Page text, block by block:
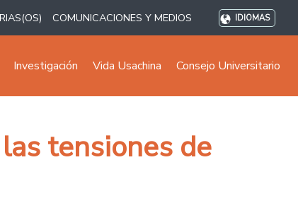
COMUNICACIONES Y MEDIOS IDIOMAS
Investigación Vida Usachina Consejo Universitario
tensiones de